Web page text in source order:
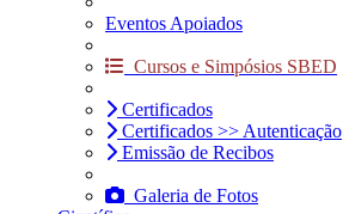
Eventos Apoiados
Cursos e Simpósios SBED
Certificados
Certificados >> Autenticação
Emissão de Recibos
Galeria de Fotos